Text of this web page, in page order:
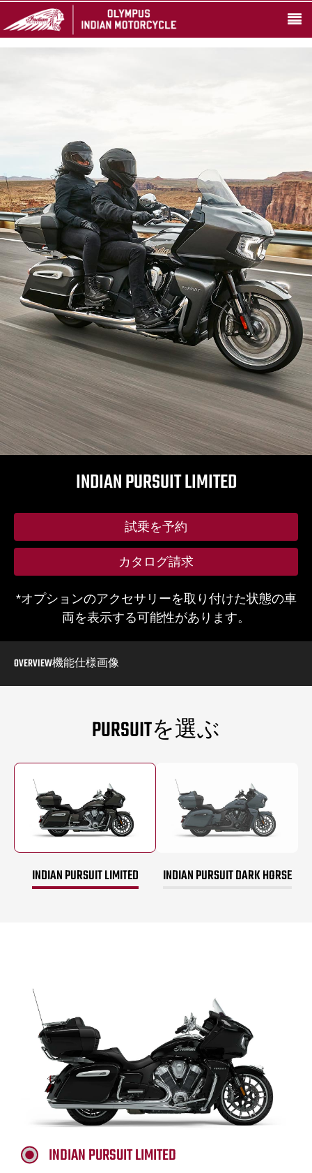
INDIAN PURSUIT LIMITED
試乗を予約
カタログ請求
*オプションのアクセサリーを取り付けた状態の車
両を表示する可能性があります。
OVERVIEW機能仕様画像
PURSUITを選ぶ
INDIAN PURSUIT LIMITED INDIAN PURSUIT DARK HORSE
INDIAN PURSUIT LIMITED